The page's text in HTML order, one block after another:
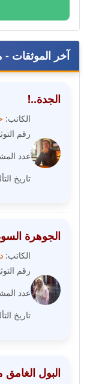
مدونة
عاملة
عاملة
مدونة
مدونة
عاملة
مدونة
مدونة
آخر الموثقات -
الجدة..!
الكاتب:
رقم
عدد
تاريخ
الجوهرة
الكاتب:
رقم
عدد
تاريخ
البول